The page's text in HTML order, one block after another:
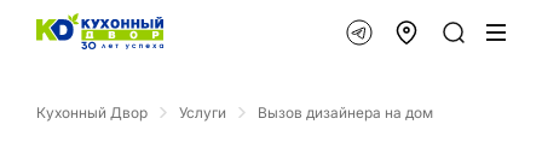
Кухонный Двор Услуги Вызов дизайнера на дом